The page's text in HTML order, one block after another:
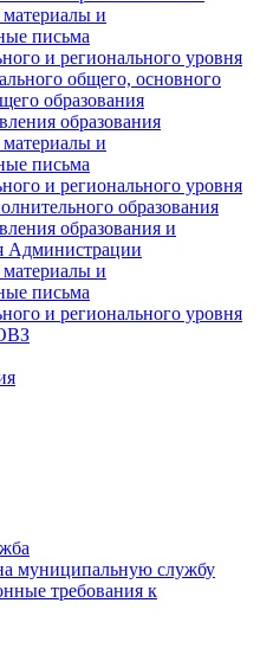
и
письма
и регионального уровня
общего, основного
образования
образования
и
письма
и регионального уровня
образования
образования и
Администрации
и
письма
и регионального уровня
муниципальную службу
требования к